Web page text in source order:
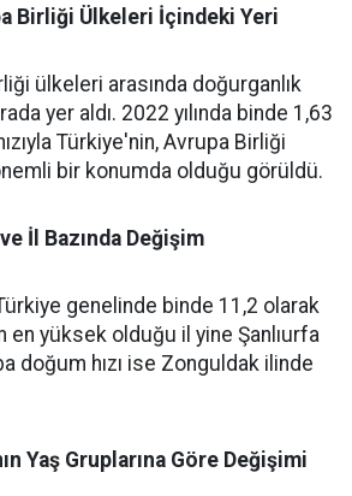
Birliği Ülkeleri İçindeki Yeri
ülkeleri arasında doğurganlık
yer aldı. 2022 yılında binde 1,63
Türkiye'nin, Avrupa Birliği
bir konumda olduğu görüldü.
İl Bazında Değişim
genelinde binde 11,2 olarak
en yüksek olduğu il yine Şanlıurfa
doğum hızı ise Zonguldak ilinde
Yaş Gruplarına Göre Değişimi